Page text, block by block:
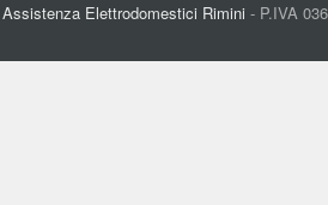
Assistenza Elettrodomestici Rimini - P.IVA